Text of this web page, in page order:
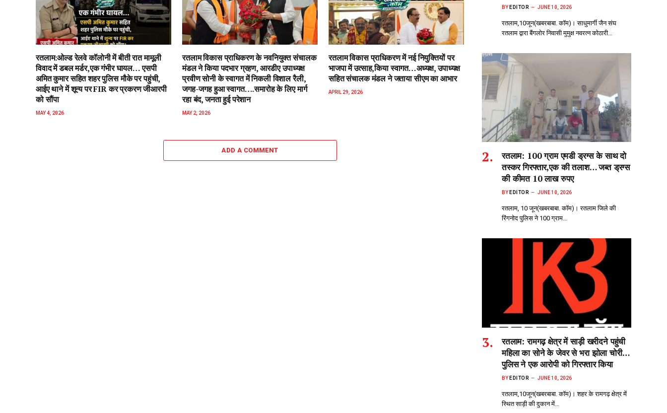
रतलाम:ओल्ड रेलवे कॉलोनी में बीती रात मामूली
विवाद में डबल मर्डर,एक गंभीर घायल… एसपी
अमित कुमार सहित शहर पुलिस मौके पर पहुंची,
आईए थाने में शून्य पर FIR कर प्रकरण जीआरपी
को सौंपा
MAY 4, 2026
रतलाम विकास प्राधिकरण के नवनियुक्त संचालक
मंडल ने किया पदभार ग्रहण, आरडीए उपाध्यक्ष
प्रवीण सोनी के स्वागत में निकली विशाल रैली,
जगह-जगह हुआ स्वागत….समारोह के लिए मार्ग
रहा बंद, जनता हुई परेशान
MAY 2, 2026
रतलाम विकास प्राधिकरण में नई नियुक्तियों पर
भाजपा में उत्साह,किया स्वागत…अध्यक्ष, उपाध्यक्ष
सहित संचालक मंडल ने जताया सीएम का आभार
APRIL 29, 2026
ADD A COMMENT
BY EDITOR JUNE 10, 2026
रतलाम,10जून(खबरबाबा. कॉम)। साधुमार्गी जैन संघ
रतलाम द्वारा बैंगलोर निवासी मुमुक्ष नवरत्न कोठारी…
रतलाम: 100 ग्राम एमडी ड्रग्स के साथ दो
तस्कर गिरफ्तार,एक की तलाश… जब्त ड्रग्स
की कीमत 10 लाख रुपए
BY EDITOR JUNE 10, 2026
रतलाम, 10 जून(खबरबाबा. कॉम)। रतलाम जिले की
रिंगनोद पुलिस ने 100 ग्राम…
रतलाम: रामगढ़ क्षेत्र में साड़ी खरीदने पहुंची
महिला का सोने के जेवर से भरा झोला चोरी…
पुलिस ने एक आरोपी को गिरफ्तार किया
BY EDITOR JUNE 10, 2026
रतलाम,10जून(खबरबाबा. कॉम)। शहर के रामगढ़ क्षेत्र में
स्थित साड़ी की दुकान में…